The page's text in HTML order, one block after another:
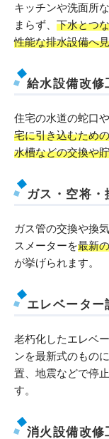
キッチンや洗面所
まらず、 下水とつ
性能な排水設備へ
給水設備改修
住宅の水道の蛇口
宅に引き込むため
水槽などの交換や
ガス・空将
ガス管の交換や換
スメーターを最新
が挙げられます。
エレベーター
老朽化したエレベ
ンを最新式のもの
置、地震などで停
す。
消火設備改修